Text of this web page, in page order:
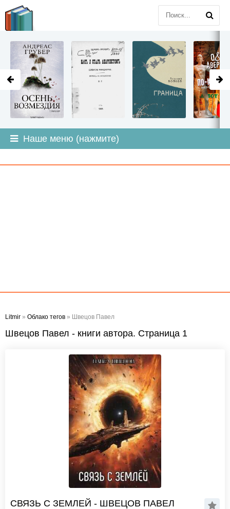
Наше меню (нажмите)
Litmir » Облако тегов » Швецов Павел
Швецов Павел - книги автора. Страница 1
СВЯЗЬ С ЗЕМЛЕЙ - ШВЕЦОВ ПАВЕЛ
LITMIR.ORG